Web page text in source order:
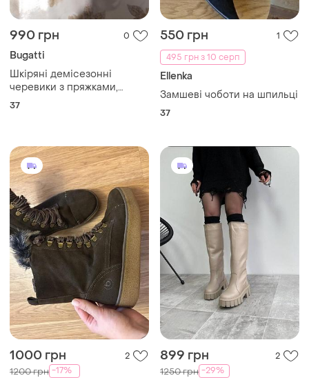
990 грн 0
Bugatti
Шкіряні демісезонні
черевики з пряжками,
розмір 37 від bugatti
37
550 грн
1
495 грн з 10 серп
Ellenka
Замшеві чоботи на шпильці
37
1000 грн 2
1200 грн -17%
899 грн 2
1250 грн -29%